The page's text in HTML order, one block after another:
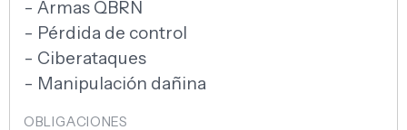
- Armas QBRN
- Pérdida de control
- Ciberataques
- Manipulación dañina